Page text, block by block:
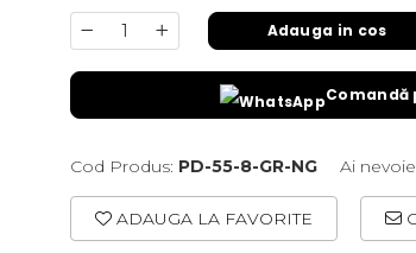
Adauga in cos
Comandă
Cod Produs: PD-55-8-GR-NG Ai
ADAUGA LA FAVORITE